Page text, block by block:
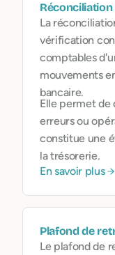
La
vérification
comptables
mouvements
bancaire.
Elle permet de
erreurs ou
constitue une
la trésorerie.
En savoir plus
Plafond de
Le plafond de